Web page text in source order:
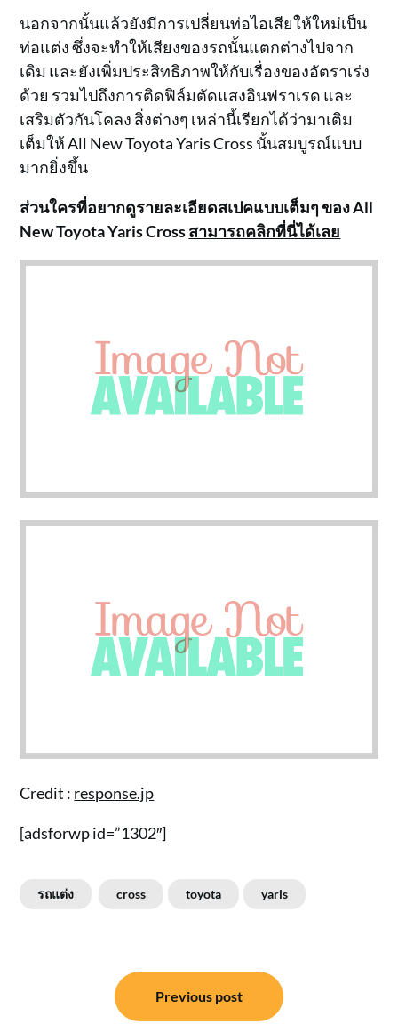
นอกจากนั้นแล้วยังมีการเปลี่ยนท่อไอเสียให้ใหม่เป็น
ท่อแต่ง ซึ่งจะทำให้เสียงของรถนั้นแตกต่างไปจาก
เดิม และยังเพิ่มประสิทธิภาพให้กับเรื่องของอัตราเร่ง
ด้วย รวมไปถึงการติดฟิล์มตัดแสงอินฟราเรด และ
เสริมตัวกันโคลง สิ่งต่างๆ เหล่านี้เรียกได้ว่ามาเติม
เต็มให้ All New Toyota Yaris Cross นั้นสมบูรณ์แบบ
มากยิ่งขึ้น
ส่วนใครที่อยากดูรายละเอียดสเปคแบบเต็มๆ ของ All
New Toyota Yaris Crossสามารถคลิกที่นี่ได้เลย
Credit : response.jp
[adsforwp id=”1302″]
รถแต่ง cross toyota yaris
Previous post